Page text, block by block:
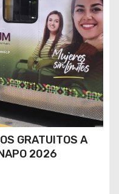
GRATUITOS A
2026